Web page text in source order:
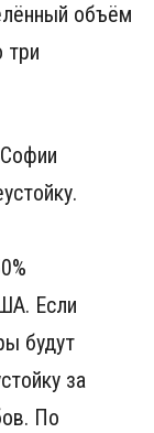
объём
три
Если
будут
за
По